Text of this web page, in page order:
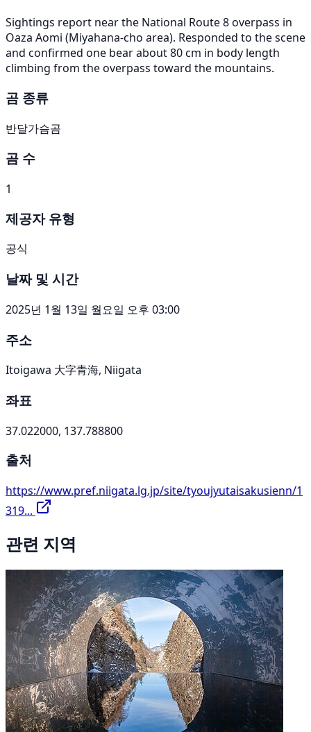
Sightings report near the National Route 8 overpass in
Oaza Aomi (Miyahana-cho area). Responded to the scene
and confirmed one bear about 80 cm in body length
climbing from the overpass toward the mountains.
곰 종류
반달가슴곰
곰 수
1
제공자 유형
공식
날짜 및 시간
2025년 1월 13일 월요일 오후 03:00
주소
Itoigawa 大字青海, Niigata
좌표
37.022000, 137.788800
출처
https://www.pref.niigata.lg.jp/site/tyoujyutaisakusienn/1
319...
관련 지역